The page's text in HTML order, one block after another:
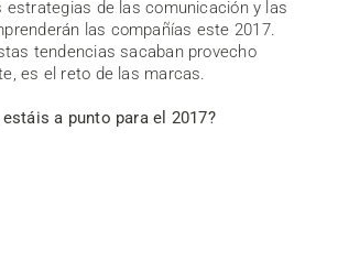
estrategias de las comunicación y las
las compañías este 2017.
tendencias sacaban provecho
es el reto de las marcas.
a punto para el 2017?